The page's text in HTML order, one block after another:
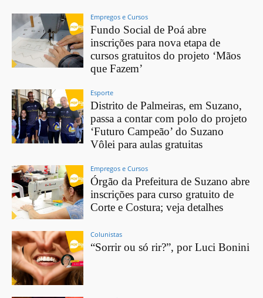
Empregos e Cursos
Fundo Social de Poá abre
inscrições para nova etapa de
cursos gratuitos do projeto ‘Mãos
que Fazem’
Esporte
Distrito de Palmeiras, em Suzano,
passa a contar com polo do projeto
‘Futuro Campeão’ do Suzano
Vôlei para aulas gratuitas
Empregos e Cursos
Órgão da Prefeitura de Suzano abre
inscrições para curso gratuito de
Corte e Costura; veja detalhes
Colunistas
“Sorrir ou só rir?”, por Luci Bonini